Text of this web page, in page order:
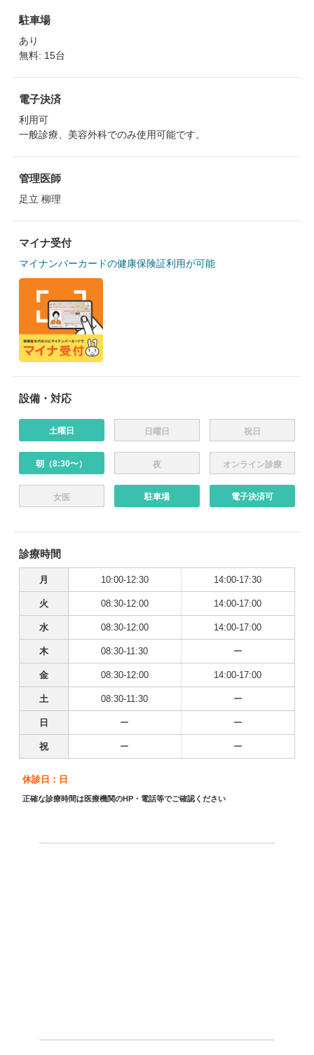
駐車場
あり
無料: 15台
電子決済
利用可
一般診療、美容外科でのみ使用可能です。
管理医師
足立 柳理
マイナ受付
マイナンバーカードの健康保険証利用が可能
設備・対応
土曜日 日曜日 祝日
朝（8:30〜） 夜 オンライン診療
女医 駐車場 電子決済可
診療時間
月 10:00-12:30 14:00-17:30
火 08:30-12:00 14:00-17:00
水 08:30-12:00 14:00-17:00
木 08:30-11:30 ー
金 08:30-12:00 14:00-17:00
土 08:30-11:30 ー
日 ー ー
祝 ー ー
休診日：日
正確な診療時間は医療機関のHP・電話等でご確認ください